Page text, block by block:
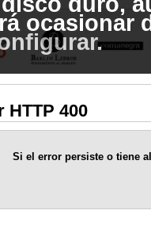
400
Si el error persiste o tiene
ocasionar
.